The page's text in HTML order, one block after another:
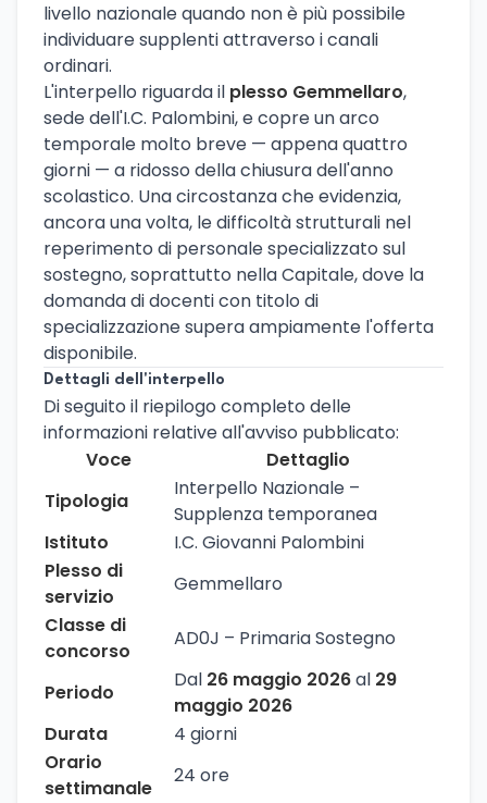
livello nazionale quando non è più possibile
individuare supplenti attraverso i canali
ordinari.
L'interpello riguarda il plesso Gemmellaro,
sede dell'I.C. Palombini, e copre un arco
temporale molto breve — appena quattro
giorni — a ridosso della chiusura dell'anno
scolastico. Una circostanza che evidenzia,
ancora una volta, le difficoltà strutturali nel
reperimento di personale specializzato sul
sostegno, soprattutto nella Capitale, dove la
domanda di docenti con titolo di
specializzazione supera ampiamente l'offerta
disponibile.
Dettagli dell'interpello
Di seguito il riepilogo completo delle
informazioni relative all'avviso pubblicato:
Voce
Dettaglio
Tipologia
Interpello Nazionale –
Supplenza temporanea
Istituto
I.C. Giovanni Palombini
Plesso di
servizio
Gemmellaro
Classe di
concorso
AD0J – Primaria Sostegno
Periodo
Dal 26 maggio 2026al 29
maggio 2026
Durata
4 giorni
Orario
settimanale
24 ore